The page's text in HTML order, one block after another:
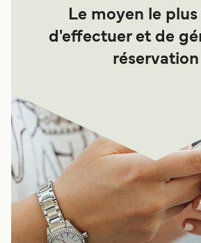
Le moyen le
d'effectuer et de
réservation